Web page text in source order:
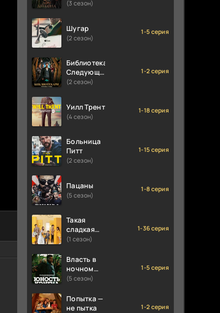
(3 сезон)
Шугар
(2 сезон)
1-5 серия
Библиотекари:
Следующая
глава
(2 сезон)
1-2 серия
Уилл Трент
(4 сезон)
1-18 серия
Больница
Питт
(2 сезон)
1-15 серия
Пацаны
(5 сезон)
1-8 серия
Такая
сладкая
любовь
(1 сезон)
1-36 серия
Власть в
ночном
городе.
третья:
Юность
(5 сезон)
1-5 серия
Попытка —
не пытка
1-2 серия